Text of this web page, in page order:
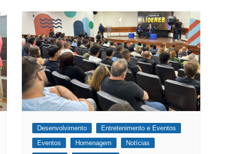
Desenvolvimento
Entretenimento e Eventos
Eventos
Homenagem Notícias